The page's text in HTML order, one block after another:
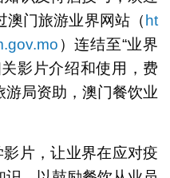
澳门旅游业界网站（ht
）连结至“业界
影片介绍和使用，费
游局资助，澳门餐饮业
片，让业界在应对疫